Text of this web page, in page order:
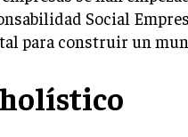
Social
para construir un